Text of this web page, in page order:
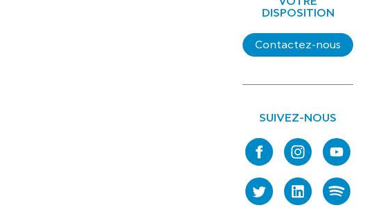
DISPOSITION
Contactez-nous
SUIVEZ-NOUS